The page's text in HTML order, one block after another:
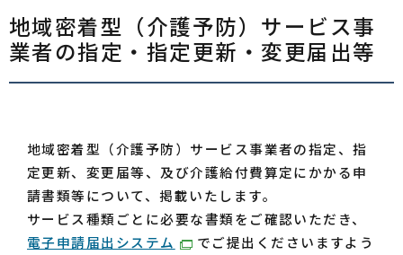
地域密着型（介護予防）サービス事
業者の指定・指定更新・変更届出等
地域密着型（介護予防）サービス事業者の指定、指
定更新、変更届等、及び介護給付費算定にかかる申
請書類等について、掲載いたします。
サービス種類ごとに必要な書類をご確認いただき、
電子申請届出システム
でご提出くださいますよう